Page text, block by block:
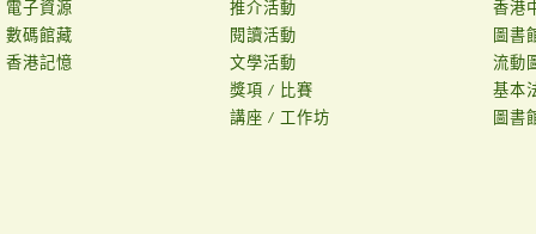
電子資源
數碼館藏
香港記憶
推介活動
閱讀活動
文學活動
獎項 / 比賽
講座 / 工作坊
香港
圖書
流動
基本
圖書